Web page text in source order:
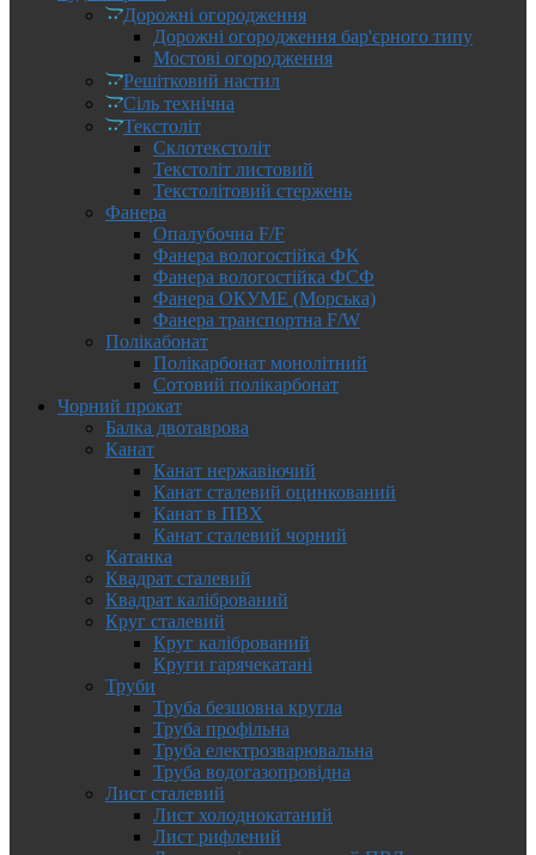
Дорожні огородження
Дорожні огородження бар'єрного типу
Мостові огородження
Решітковий настил
Сіль технічна
Текстоліт
Склотекстоліт
Текстоліт листовий
Текстолітовий стержень
Фанера
Опалубочна F/F
Фанера вологостійка ФК
Фанера вологостійка ФСФ
Фанера ОКУМЕ (Морська)
Фанера транспортна F/W
Полікабонат
Полікарбонат монолітний
Сотовий полікарбонат
Чорний прокат
Балка двотаврова
Канат
Канат нержавіючий
Канат сталевий оцинкований
Канат в ПВХ
Канат сталевий чорний
Катанка
Квадрат сталевий
Квадрат калібрований
Круг сталевий
Круг калібрований
Круги гарячекатані
Труби
Труба безшовна кругла
Труба профільна
Труба електрозварювальна
Труба водогазопровідна
Лист сталевий
Лист холоднокатаний
Лист рифлений